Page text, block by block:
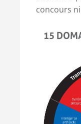
concours
15